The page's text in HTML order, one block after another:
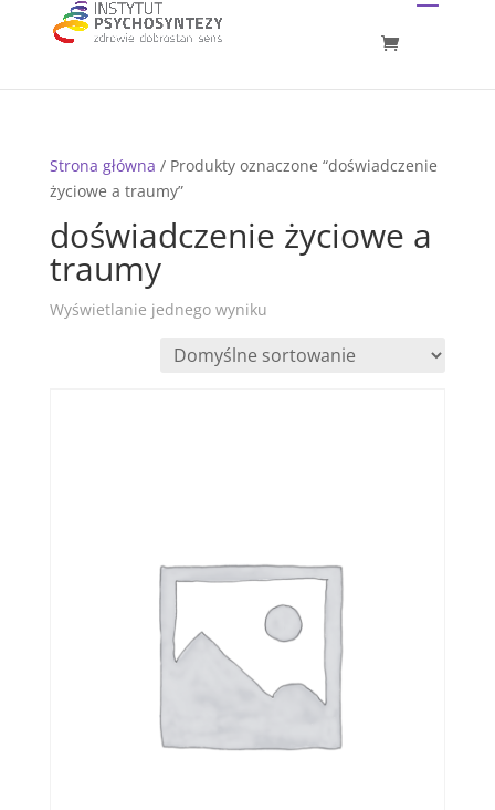
Strona główna / Produkty oznaczone “doświadczenie
życiowe a traumy”
doświadczenie życiowe a
traumy
Wyświetlanie jednego wyniku